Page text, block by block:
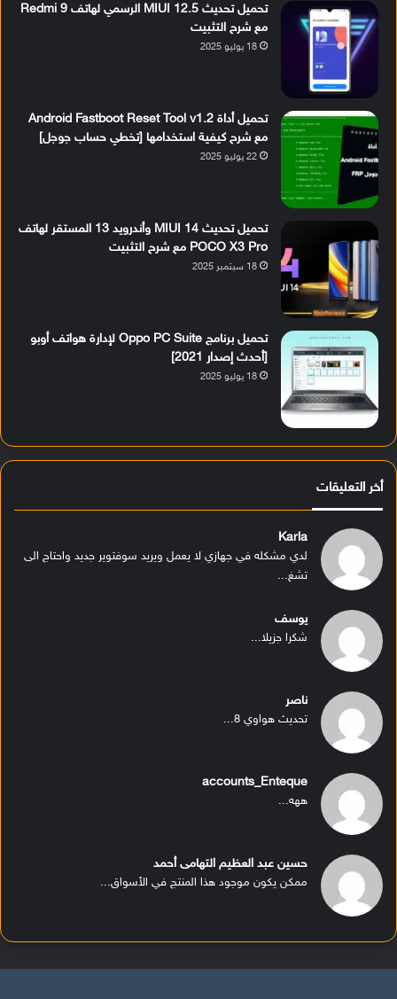
تحميل تحديث MIUI 12.5 الرسمي لهاتف Redmi 9
مع شرح التثبيت
18 يوليو 2025
تحميل أداة Android Fastboot Reset Tool v1.2
مع شرح كيفية استخدامها [تخطي حساب جوجل]
22 يوليو 2025
تحميل تحديث MIUI 14 وأندرويد 13 المستقر لهاتف
POCO X3 Pro مع شرح التثبيت
18 سبتمبر 2025
تحميل برنامج Oppo PC Suite لإدارة هواتف أوبو
[أحدث إصدار 2021]
18 يوليو 2025
أخر التعليقات
Karla
لدي مشكله في جهازي لا يعمل ويريد سوفتوير جديد واحتاج الى
تشغ...
يوسف
شكرا جزيلا...
ناصر
تحديث هواوي 8...
accounts_Enteque
ههه...
حسين عبد العظيم التهامى أحمد
ممكن يكون موجود هذا المنتج في الأسواق...